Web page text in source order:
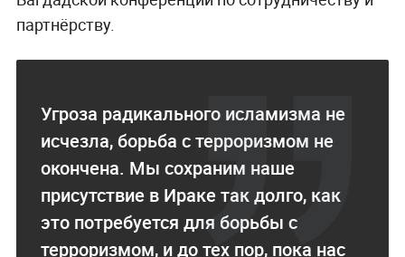
партнёрству.
Угроза радикального исламизма не
исчезла, борьба с терроризмом не
окончена. Мы сохраним наше
присутствие в Ираке так долго, как
это потребуется для борьбы с
терроризмом, и до тех пор, пока нас